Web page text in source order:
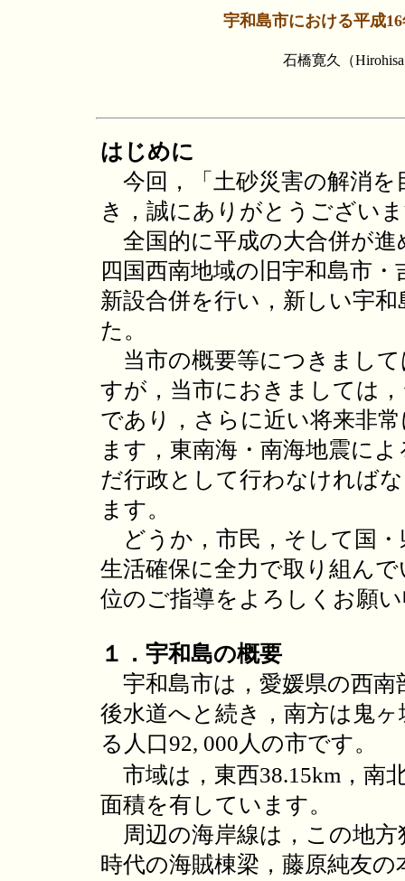
宇和島市における平成
石橋寛久（
はじめに
今回，「土砂災害の解消を
き，誠にありがとうござい
全国的に平成の大合併が進
四国西南地域の旧宇和島市
新設合併を行い，新しい宇
た。
当市の概要等につきまし
すが，当市におきましては
であり，さらに近い将来非
ます，東南海・南海地震に
だ行政として行わなければ
ます。
どうか，市民，そして国・
生活確保に全力で取り組ん
位のご指導をよろしくお願
１．宇和島の概要
宇和島市は，愛媛県の西南
後水道へと続き，南方は鬼
る人口92, 000人の市です。
市域は，東西38.15km，南
面積を有しています。
周辺の海岸線は，この地方
時代の海賊棟梁，藤原純友